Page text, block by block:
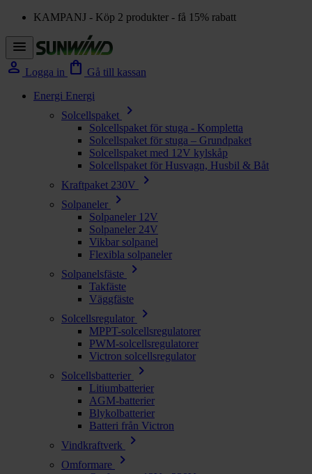
KAMPANJ - Köp 2 produkter - få 15% rabatt
menu
person Logga in shopping_bag Gå till kassan
Energi Energi
Solcellspaket
chevron_right
Solcellspaket för stuga - Kompletta
Solcellspaket för stuga – Grundpaket
Solcellspaket med 12V kylskåp
Solcellspaket för Husvagn, Husbil & Båt
Kraftpaket 230V
chevron_right
Solpaneler chevron_right
Solpaneler 12V
Solpaneler 24V
Vikbar solpanel
Flexibla solpaneler
Solpanelsfäste
chevron_right
Takfäste
Väggfäste
Solcellsregulator
chevron_right
MPPT-solcellsregulatorer
PWM-solcellsregulatorer
Victron solcellsregulator
Solcellsbatterier
chevron_right
Litiumbatterier
AGM-batterier
Blykolbatterier
Batteri från Victron
Vindkraftverk
chevron_right
Omformare chevron_right